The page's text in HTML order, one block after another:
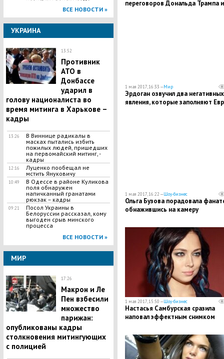
ВСЕ НОВОСТИ »
УКРАИНА
13:52
Противник
АТО в
Донбассе
ударил в
голову националиста во
время митинга в Харькове –
кадры
13:26
В Виннице радикалы в
масках пытались избить
пожилых людей, пришедших
на первомайский митинг, -
кадры
12:16
Луценко пообещал не
мстить Януковичу
10:49
В Одессе в районе Куликова
поля обнаружен
напичканный гранатами
рюкзак – кадры
09:21
Посол Украины в
Белоруссии рассказал, кому
выгоден срыв минского
процесса
ВСЕ НОВОСТИ »
МИР
17:26
Макрон и Ле
Пен взбесили
множество
парижан:
опубликованы кадры
столкновения митингующих
с полицией
переговоров Дональда Трампа и
1 мая 2017, 16:33 —Мир
Эрдоган озвучил два негативных
явления, которые заполняют
1 мая 2017, 16:22 —Шоу-бизнес
Ольга Бузова порадовала
обнажившись на камеру
1 мая 2017, 15:50 —Шоу-бизнес
Настасья Самбурская сразила
наповал эффектным снимком